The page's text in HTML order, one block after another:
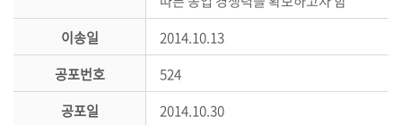
안
이송일
2014.10.13
공포번호
524
공포일
2014.10.30